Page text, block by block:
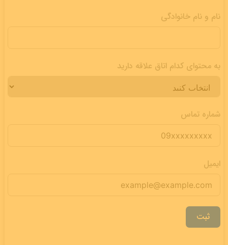
نام و نام خانوادگی
به محتوای کدام اتاق علاقه دارید
شماره تماس
ایمیل
ثبت